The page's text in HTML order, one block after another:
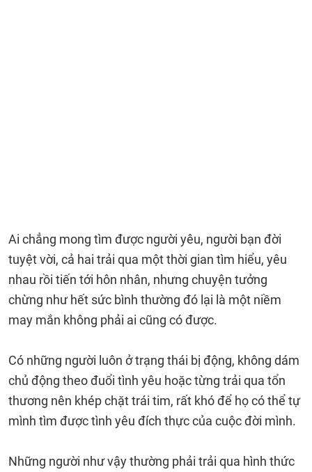
Ai chẳng mong tìm được người yêu, người bạn đời
tuyệt vời, cả hai trải qua một thời gian tìm hiểu, yêu
nhau rồi tiến tới hôn nhân, nhưng chuyện tưởng
chừng như hết sức bình thường đó lại là một niềm
may mắn không phải ai cũng có được.
Có những người luôn ở trạng thái bị động, không dám
chủ động theo đuổi tình yêu hoặc từng trải qua tổn
thương nên khép chặt trái tim, rất khó để họ có thể tự
mình tìm được tình yêu đích thực của cuộc đời mình.
Những người như vậy thường phải trải qua hình thức